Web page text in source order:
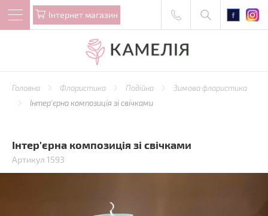
Iнтернет магазин
Головна Флористика Подійна
Зимова флористика
Інтер'єрна композиція зі свічками
Інтер'єрна композиція зі свічками
Артикул 1593